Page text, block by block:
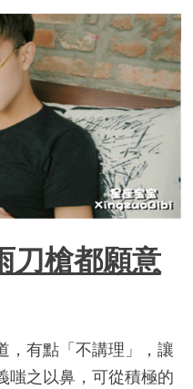
刀槍都願意
，有點「不講理」，讓
嗤之以鼻，可從積極的